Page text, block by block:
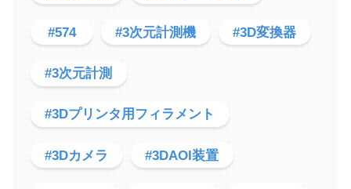
#574 #3次元計測機 #3D変換器
#3次元計測
#3Dプリンタ用フィラメント
#3Dカメラ #3DAOI装置